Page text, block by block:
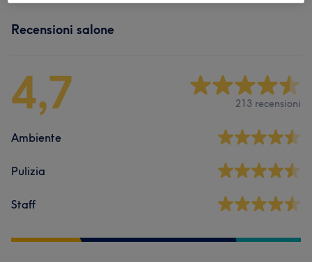
Recensioni salone
4,7 213 recensioni
Ambiente
Pulizia
Staff